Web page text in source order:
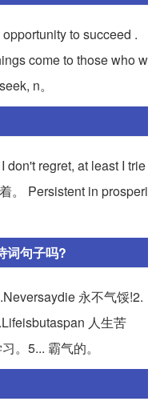
to succeed .
come to those who w
n。
don't regret, at least I trie
。 Persistent in prosperi
词句子吗?
永不气馁!2.
人生苦
。5... 霸气的。